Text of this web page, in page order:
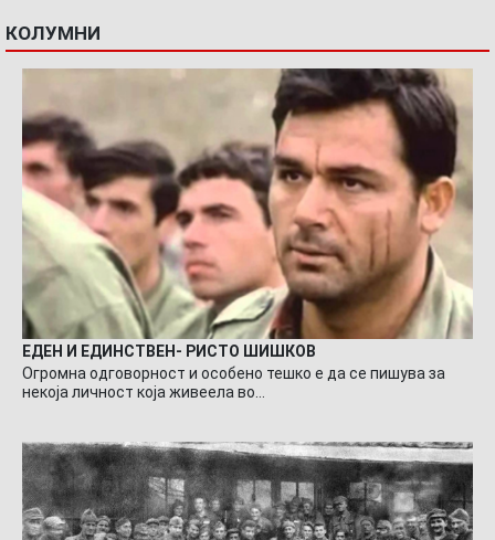
КОЛУМНИ
ЕДЕН И ЕДИНСТВЕН- РИСТО ШИШКОВ
Огромна одговорност и особено тешко е да се пишува за
некоја личност која живеела во…